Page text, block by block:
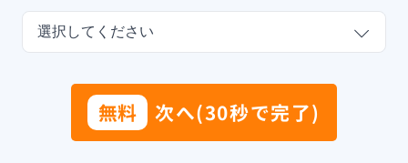
選択してください
無料 次へ(30秒で完了)